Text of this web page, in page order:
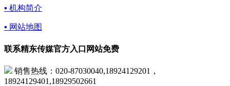
▪ 机构简介
▪ 网站地图
联系精东传媒官方入口网站免费
销售热线：020-87030040,18924129201，
18924129401,18929502661